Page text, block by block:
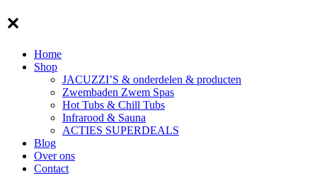
✕
Home
Shop
JACUZZI’S & onderdelen & producten
Zwembaden Zwem Spas
Hot Tubs & Chill Tubs
Infrarood & Sauna
ACTIES SUPERDEALS
Blog
Over ons
Contact